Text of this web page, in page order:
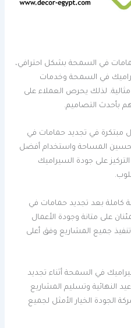
في السمحة بشكل احترافي،
في السمحة وخدمات
لذلك يحرص العملاء على
بأحدث التصاميم.
مبتكرة في تجديد حمامات في
المساحة واستخدام أفضل
على جودة السيراميك
كاملة بعد تجديد حمامات في
على متانة وجودة الأعمال
جميع المشاريع وفق أعلى
في السمحة أثناء تجديد
النهائية وتسليم المشاريع
الخيار الأمثل لجميع